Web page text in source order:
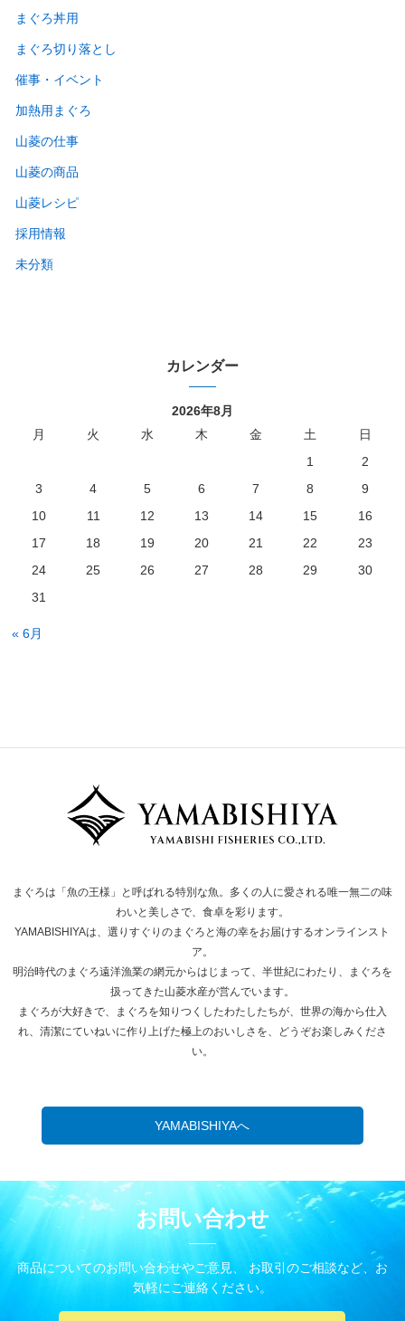
まぐろ丼用
まぐろ切り落とし
催事・イベント
加熱用まぐろ
山菱の仕事
山菱の商品
山菱レシピ
採用情報
未分類
カレンダー
2026年8月
月
火 水 木 金 土
日
1
2
3
4 5 6 7 8
9
10
11 12 13 14 15
16
17
18 19 20 21 22
23
24
25 26 27 28 29
30
31
« 6月
まぐろは「魚の王様」と呼ばれる特別な魚。多くの人に愛される唯一無二の味
わいと美しさで、食卓を彩ります。
YAMABISHIYAは、選りすぐりのまぐろと海の幸をお届けするオンラインスト
ア。
明治時代のまぐろ遠洋漁業の網元からはじまって、半世紀にわたり、まぐろを
扱ってきた山菱水産が営んでいます。
まぐろが大好きで、まぐろを知りつくしたわたしたちが、世界の海から仕入
れ、清潔にていねいに作り上げた極上のおいしさを、どうぞお楽しみくださ
い。
YAMABISHIYAへ
お問い合わせ
商品についてのお問い合わせやご意見、 お取引のご相談など、お
気軽にご連絡ください。